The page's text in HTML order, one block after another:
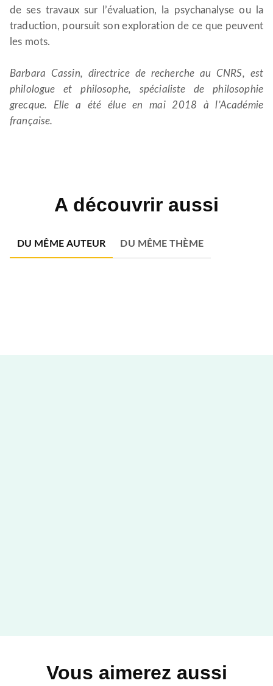
de ses travaux sur l’évaluation, la psychanalyse ou la
traduction, poursuit son exploration de ce que peuvent
les mots.
Barbara Cassin, directrice de recherche au CNRS, est
philologue et philosophe, spécialiste de philosophie
grecque. Elle a été élue en mai 2018 à l’Académie
française.
A découvrir aussi
DU MÊME AUTEUR DU MÊME THÈME
Vous aimerez aussi